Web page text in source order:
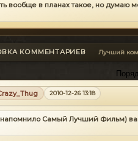
вообще в планах такое, но
КОММЕНТАРИЕВ Лучший
2010-12-26 13:18
Самый Лучший Фильм)